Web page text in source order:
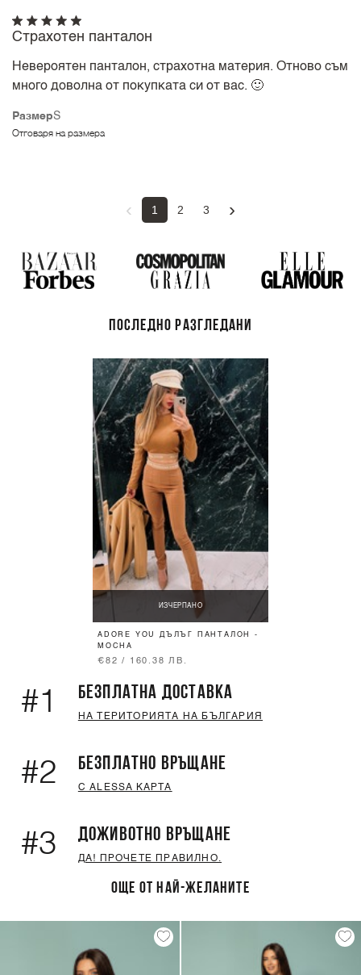
РазмерS
Отговаря на размера
Страхотен панталон
Невероятен панталон, страхотна материя. Отново съм
много доволна от покупката си от вас. 🙂
‹ 1 2 3 ›
ПОСЛЕДНО РАЗГЛЕДАНИ
ИЗЧЕРПАНО
ADORE YOU ДЪЛЪГ ПАНТАЛОН -
MOCHA
€82 / 160.38 ЛВ.
#1 БЕЗПЛАТНА ДОСТАВКА
НА ТЕРИТОРИЯТА НА БЪЛГАРИЯ
#2 БЕЗПЛАТНО ВРЪЩАНЕ
С ALESSA КАРТА
#3 ДОЖИВОТНО ВРЪЩАНЕ
ДА! ПРОЧЕТЕ ПРАВИЛНО.
ОЩЕ ОТ НАЙ-ЖЕЛАНИТЕ